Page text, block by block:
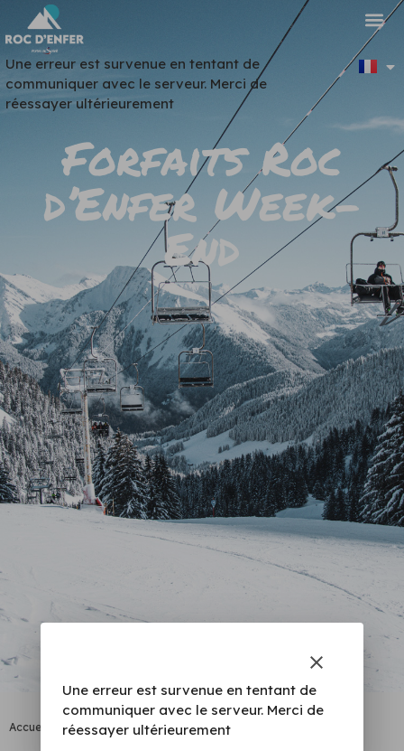
Panneau de gestion des cookies
Une erreur est survenue en tentant de
communiquer avec le serveur. Merci de
réessayer ultérieurement
Forfaits Roc
d’Enfer Week-
End
Accueil Forfaits Roc d’Enfer Week-End
clear
Une erreur est survenue en tentant de
communiquer avec le serveur. Merci de
réessayer ultérieurement